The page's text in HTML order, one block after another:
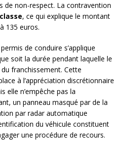
de non-respect. La contravention
, ce qui explique le montant
135 euros.
de conduire s’applique
soit la durée pendant laquelle le
franchissement. Cette
à l’appréciation discrétionnaire
elle n’empêche pas la
un panneau masqué par de la
par radar automatique
du véhicule constituent
une procédure de recours.